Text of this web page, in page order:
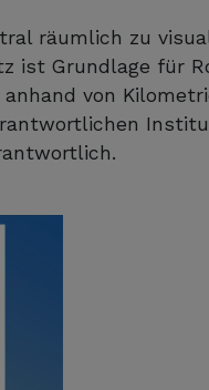
räumlich zu
ist Grundlage für
von